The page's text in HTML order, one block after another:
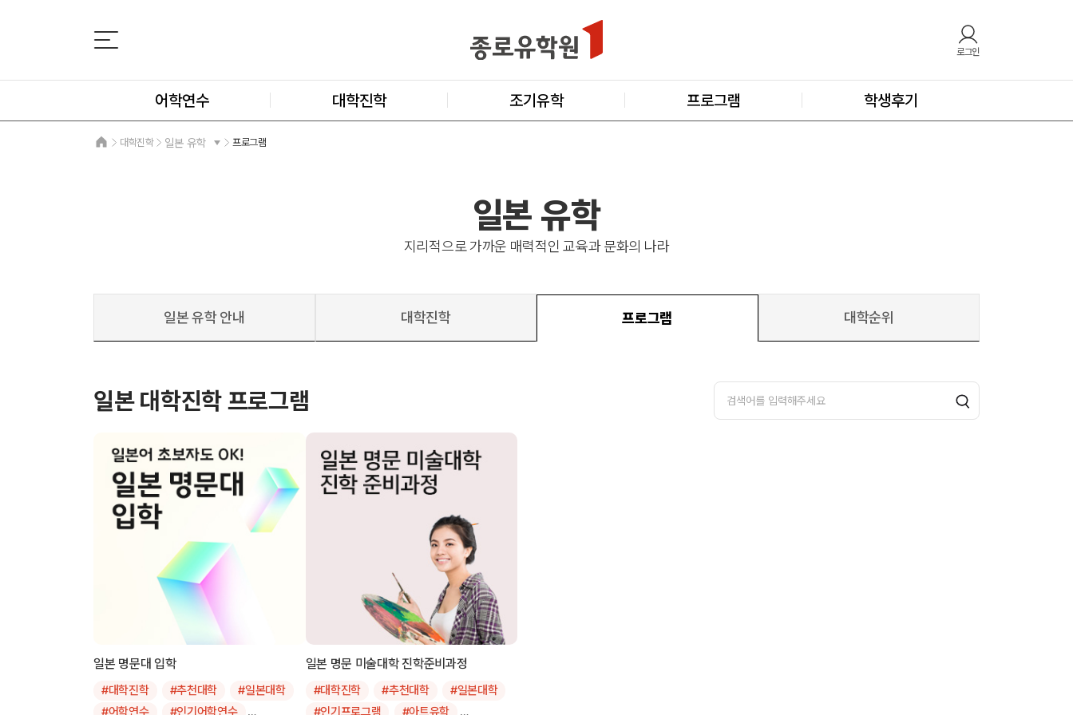
로그인
어학연수 대학진학 조기유학 프로그램 학생후기
대학진학 일본 유학 프로그램
일본 유학
지리적으로 가까운 매력적인 교육과 문화의 나라
일본 유학 안내 대학진학 프로그램 대학순위
일본 대학진학 프로그램
일본 명문대 입학
#대학진학 #추천대학
#일본대학
#어학연수
#인기어학연수
일본 명문 미술대학 진학준비과정
#대학진학 #추천대학
#일본대학
#인기프로그램
#아트유학